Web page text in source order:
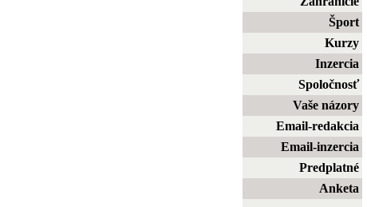
Šport
Kurzy
Inzercia
Spoločnosť
Vaše názory
Email-redakcia
Email-inzercia
Predplatné
Anketa